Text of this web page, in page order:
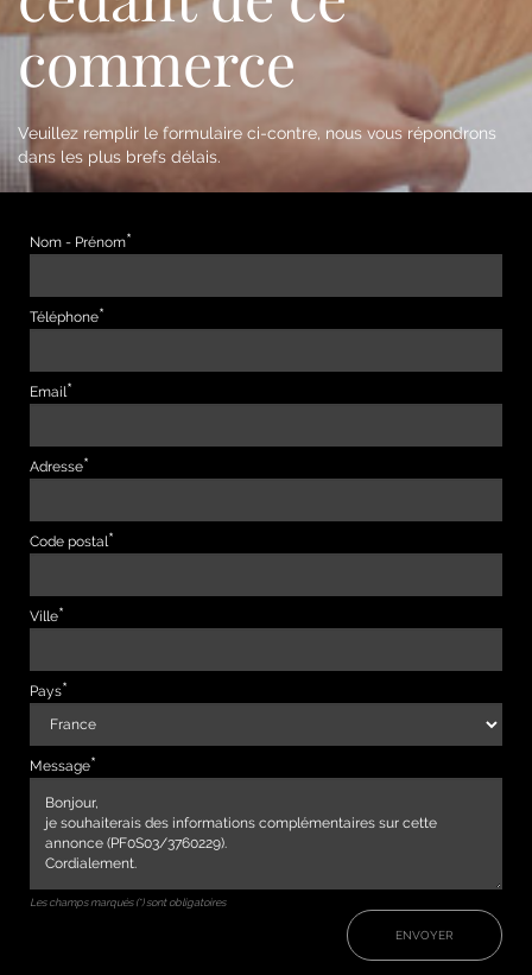
commerce
Veuillez remplir le formulaire ci-contre, nous vous répondrons
dans les plus brefs délais.
Nom - Prénom
Téléphone
Email
Adresse
Code postal
Ville
Pays
Message
Les champs marqués (*) sont obligatoires
ENVOYER